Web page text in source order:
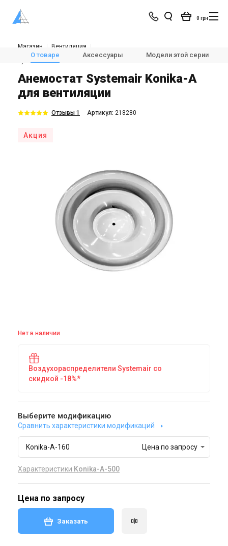
0 грн
Магазин
Вентиляция
🌀Воздухораспределительные устройства
🌀Анемостаты
Systemair Konika-A
О товаре Аксессуары Модели этой серии
Анемостат Systemair Konika-A
для вентиляции
Отзывы 1 Aртикул: 218280
Акция
Нет в наличии
Воздухораспределители Systemair со
скидкой -18%*
Выберите модификацию
Сравнить характеристики модификаций
Konika-A-160 Цена по запросу
Характеристики Konika-A-500
Цена по запросу
Заказать